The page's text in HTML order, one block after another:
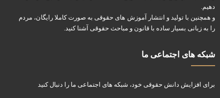
دهیم.
و همچنین با تولید و انتشار آموزش های حقوقی به صورت کاملا رایگان، مردم
را به زبانی بسیار ساده با قانون و مباحث حقوقی آشنا کنید.
شبکه های اجتماعی ما
برای افزایش دانش حقوقی خود، شبکه های اجتماعی ما را دنبال کنید